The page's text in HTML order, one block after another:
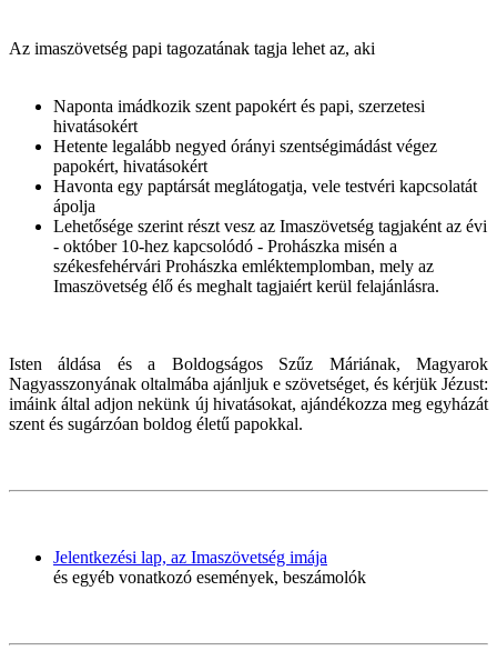
Az imaszövetség papi tagozatának tagja lehet az, aki
Naponta imádkozik szent papokért és papi, szerzetesi
hivatásokért
Hetente legalább negyed órányi szentségimádást végez
papokért, hivatásokért
Havonta egy paptársát meglátogatja, vele testvéri kapcsolatát
ápolja
Lehetősége szerint részt vesz az Imaszövetség tagjaként az évi
- október 10-hez kapcsolódó - Prohászka misén a
székesfehérvári Prohászka emléktemplomban, mely az
Imaszövetség élő és meghalt tagjaiért kerül felajánlásra.
Isten áldása és a Boldogságos Szűz Máriának, Magyarok
Nagyasszonyának oltalmába ajánljuk e szövetséget, és kérjük Jézust:
imáink által adjon nekünk új hivatásokat, ajándékozza meg egyházát
szent és sugárzóan boldog életű papokkal.
Jelentkezési lap, az Imaszövetség imája
és egyéb vonatkozó események, beszámolók